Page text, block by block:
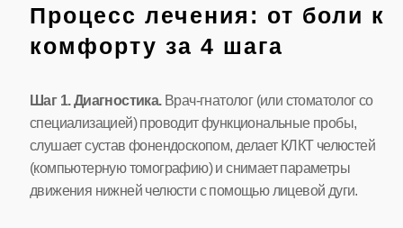
Процесс лечения: от боли к
комфорту за 4 шага
Шаг 1. Диагностика.Врач-гнатолог (или стоматолог со
специализацией) проводит функциональные пробы,
слушает сустав фонендоскопом, делает КЛКТ челюстей
(компьютерную томографию) и снимает параметры
движения нижней челюсти с помощью лицевой дуги.